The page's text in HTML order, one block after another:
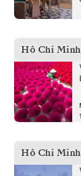
Hô Chi
Hô Chi